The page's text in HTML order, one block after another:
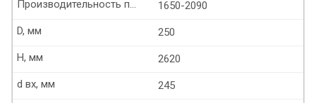
1650-2090
Производительность по воздуху м3/ч
250
D, мм
2620
Н, мм
245
d вх, мм